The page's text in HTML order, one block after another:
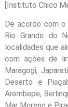
[Instituto Chico
De acordo com o
Rio Grande do
localidades que
com ações de
Maragogi,
Deserto e
Arembepe,